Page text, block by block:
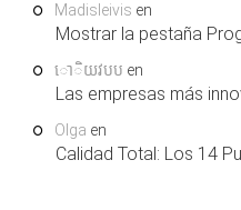
Madisleivis en
Mostrar la pestaña
ោិយវបប en
Las empresas más
Olga en
Calidad Total: Los 14